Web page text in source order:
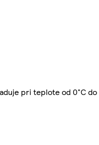
pri teplote od 0°C do